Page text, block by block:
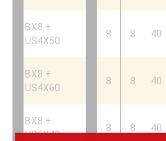
BX8 +
US4X50
8 8 40
BX8 +
US4X60
8 8 40
BX8 +
US5X40
8 8 40